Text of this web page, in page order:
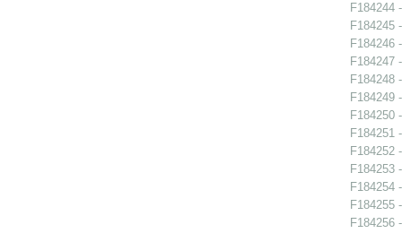
F184244
F184245
F184246
F184247
F184248
F184249
F184250
F184251
F184252
F184253
F184254
F184255
F184256